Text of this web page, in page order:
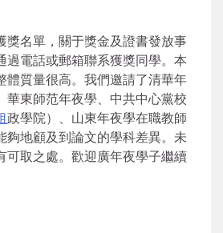
獎名單，關于獎金及證書發放事
過電話或郵箱聯系獲獎同學。本
體質量很高。我們邀請了清華年
華東師范年夜學、中共中心黨校
政學院）、山東年夜學在職教師
夠地顧及到論文的學科差異。未
可取之處。歡迎廣年夜學子繼續